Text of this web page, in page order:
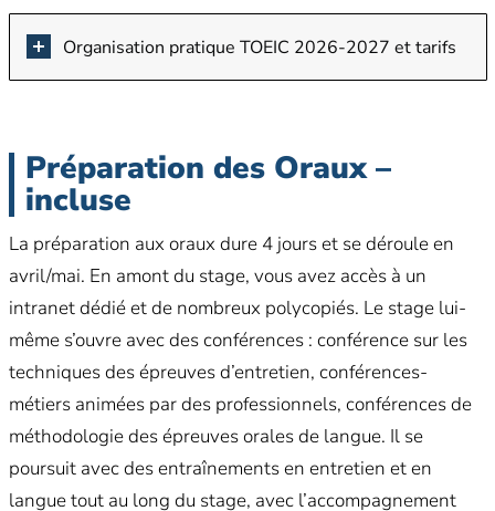
Organisation pratique TOEIC 2026-2027 et tarifs
Préparation des Oraux –
incluse
La préparation aux oraux dure 4 jours et se déroule en
avril/mai. En amont du stage, vous avez accès à un
intranet dédié et de nombreux polycopiés. Le stage lui-
même s’ouvre avec des conférences : conférence sur les
techniques des épreuves d’entretien, conférences-
métiers animées par des professionnels, conférences de
méthodologie des épreuves orales de langue. Il se
poursuit avec des entraînements en entretien et en
langue tout au long du stage, avec l’accompagnement